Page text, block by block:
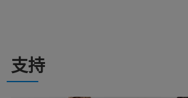
支持